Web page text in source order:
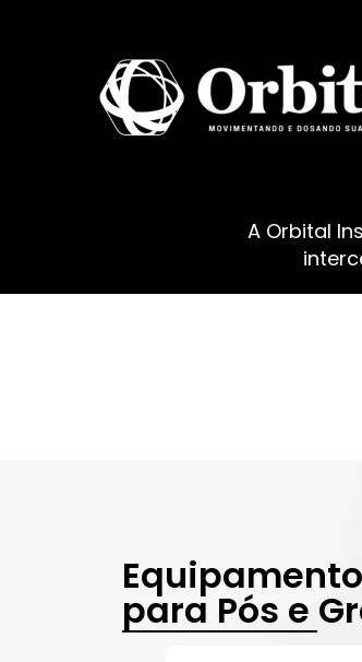
A Orbital
para Pós e